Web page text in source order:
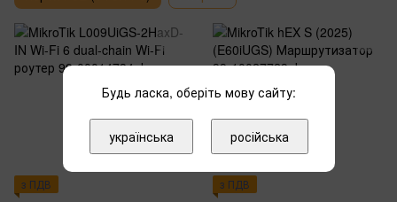
з ПДВ з ПДВ
Будь ласка, оберіть мову сайту:
українська російська